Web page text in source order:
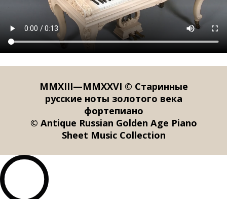
MMXIII—MMXXVI © Старинные
русские ноты золотого века
фортепиано
© Antique Russian Golden Age Piano
Sheet Music Collection